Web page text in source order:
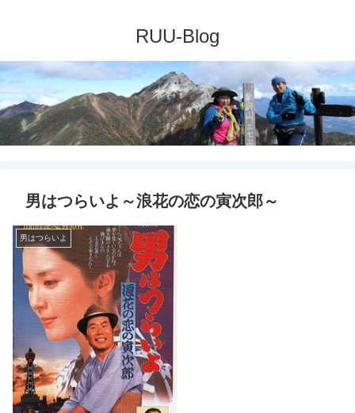
男はつらいよ～浪花の恋の寅次郎～
男はつらいよ